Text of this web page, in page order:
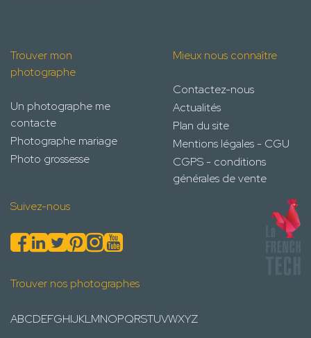
Trouver mon
photographe
Un photographe me
contacte
Photographe mariage
Photo grossesse
Mieux nous connaître
Contactez-nous
Actualités
Plan du site
Mentions légales - CGU
CGPS - conditions
générales de vente
Suivez-nous
Trouver nos photographes
ABCDEFGHIJKLMNOPQRSTUVWXYZ